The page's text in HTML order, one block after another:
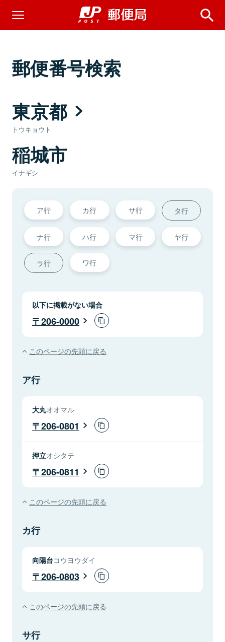
郵便番号検索
東京都
トウキョウト
稲城市
イナギシ
ア行 カ行 サ行 タ行
ナ行 ハ行 マ行 ヤ行
ラ行 ワ行
以下に掲載がない場合
206-0000
このページの先頭に戻る
ア行
大丸オオマル
206-0801
押立オシタテ
206-0811
このページの先頭に戻る
カ行
向陽台コウヨウダイ
206-0803
このページの先頭に戻る
サ行